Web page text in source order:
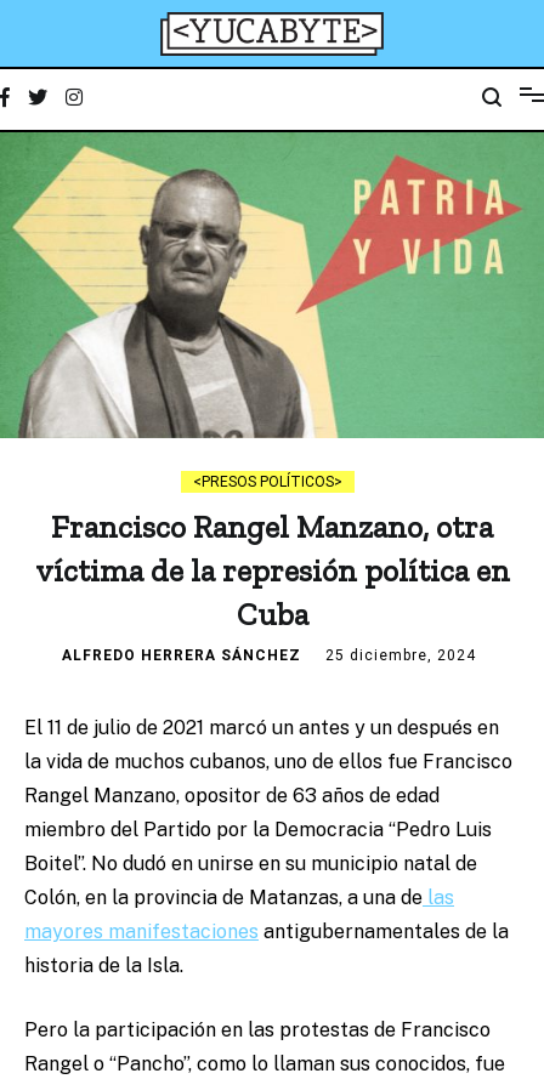
YucaByte
PRESOS POLÍTICOS
Francisco Rangel Manzano, otra
víctima de la represión política en
Cuba
ALFREDO HERRERA SÁNCHEZ 25 diciembre, 2024
El 11 de julio de 2021 marcó un antes y un después en
la vida de muchos cubanos, uno de ellos fue Francisco
Rangel Manzano, opositor de 63 años de edad
miembro del Partido por la Democracia “Pedro Luis
Boitel”. No dudó en unirse en su municipio natal de
Colón, en la provincia de Matanzas, a una de las
mayores manifestaciones antigubernamentales de la
historia de la Isla.
Pero la participación en las protestas de Francisco
Rangel o “Pancho”, como lo llaman sus conocidos, fue